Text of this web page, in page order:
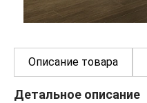
Описание товара
Детальное описание